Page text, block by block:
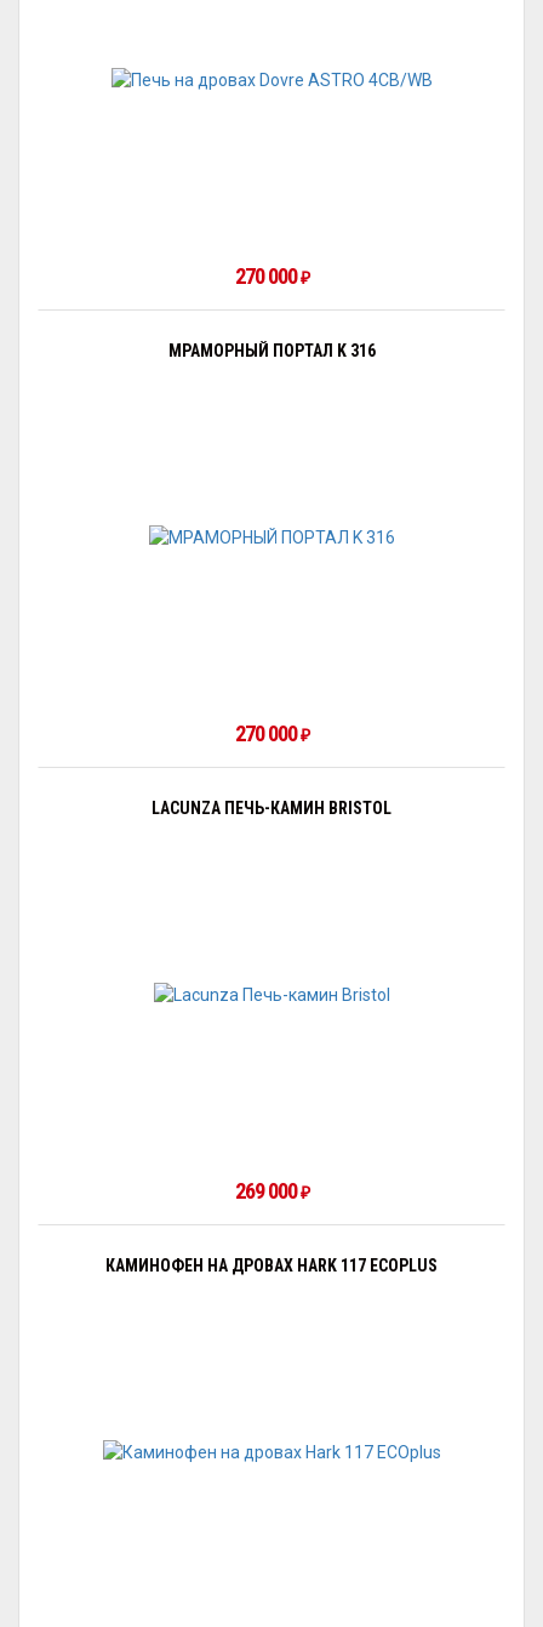
270 000₽
МРАМОРНЫЙ ПОРТАЛ K 316
270 000₽
LACUNZA ПЕЧЬ-КАМИН BRISTOL
269 000₽
КАМИНОФЕН НА ДРОВАХ HARK 117 ECOPLUS